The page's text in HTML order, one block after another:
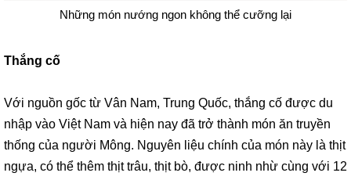
Những món nướng ngon không thể cưỡng lại
Thắng cố
Với nguồn gốc từ Vân Nam, Trung Quốc, thắng cố được du
nhập vào Việt Nam và hiện nay đã trở thành món ăn truyền
thống của người Mông. Nguyên liệu chính của món này là thịt
ngựa, có thể thêm thịt trâu, thịt bò, được ninh nhừ cùng với 12